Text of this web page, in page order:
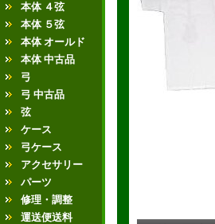
本体 ４弦
本体 ５弦
本体 オールド
本体 中古品
弓
弓 中古品
弦
ケース
弓ケース
アクセサリー
パーツ
修理・調整
運送便送料